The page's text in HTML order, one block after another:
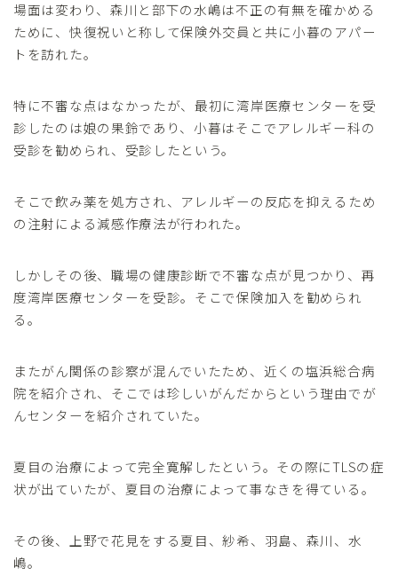
場面は変わり、森川と部下の水嶋は不正の有無を確かめる
ために、快復祝いと称して保険外交員と共に小暮のアパー
トを訪れた。
特に不審な点はなかったが、最初に湾岸医療センターを受
診したのは娘の果鈴であり、小暮はそこでアレルギー科の
受診を勧められ、受診したという。
そこで飲み薬を処方され、アレルギーの反応を抑えるため
の注射による減感作療法が行われた。
しかしその後、職場の健康診断で不審な点が見つかり、再
度湾岸医療センターを受診。そこで保険加入を勧められ
る。
またがん関係の診察が混んでいたため、近くの塩浜総合病
院を紹介され、そこでは珍しいがんだからという理由でが
んセンターを紹介されていた。
夏目の治療によって完全寛解したという。その際にTLSの症
状が出ていたが、夏目の治療によって事なきを得ている。
その後、上野で花見をする夏目、紗希、羽島、森川、水
嶋。